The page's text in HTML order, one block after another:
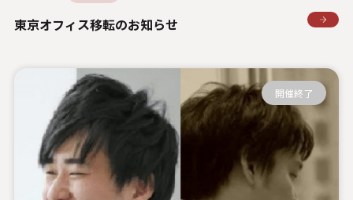
東京オフィス移転のお知らせ
開催終了